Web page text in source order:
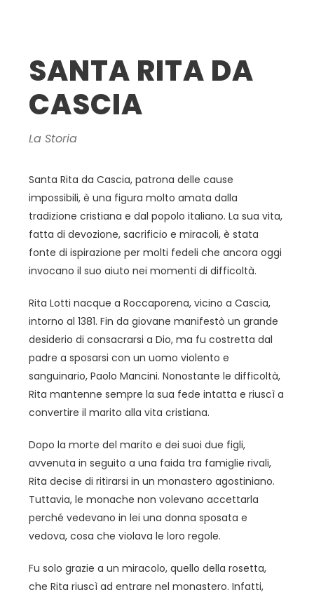
SANTA RITA DA
CASCIA
La Storia
Santa Rita da Cascia, patrona delle cause
impossibili, è una figura molto amata dalla
tradizione cristiana e dal popolo italiano. La sua vita,
fatta di devozione, sacrificio e miracoli, è stata
fonte di ispirazione per molti fedeli che ancora oggi
invocano il suo aiuto nei momenti di difficoltà.
Rita Lotti nacque a Roccaporena, vicino a Cascia,
intorno al 1381. Fin da giovane manifestò un grande
desiderio di consacrarsi a Dio, ma fu costretta dal
padre a sposarsi con un uomo violento e
sanguinario, Paolo Mancini. Nonostante le difficoltà,
Rita mantenne sempre la sua fede intatta e riuscì a
convertire il marito alla vita cristiana.
Dopo la morte del marito e dei suoi due figli,
avvenuta in seguito a una faida tra famiglie rivali,
Rita decise di ritirarsi in un monastero agostiniano.
Tuttavia, le monache non volevano accettarla
perché vedevano in lei una donna sposata e
vedova, cosa che violava le loro regole.
Fu solo grazie a un miracolo, quello della rosetta,
che Rita riuscì ad entrare nel monastero. Infatti,